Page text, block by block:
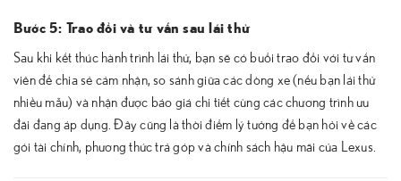
Bước 5: Trao đổi và tư vấn sau lái thử
Sau khi kết thúc hành trình lái thử, bạn sẽ có buổi trao đổi với tư vấn
viên để chia sẻ cảm nhận, so sánh giữa các dòng xe (nếu bạn lái thử
nhiều mẫu) và nhận được báo giá chi tiết cùng các chương trình ưu
đãi đang áp dụng. Đây cũng là thời điểm lý tưởng để bạn hỏi về các
gói tài chính, phương thức trả góp và chính sách hậu mãi của Lexus.